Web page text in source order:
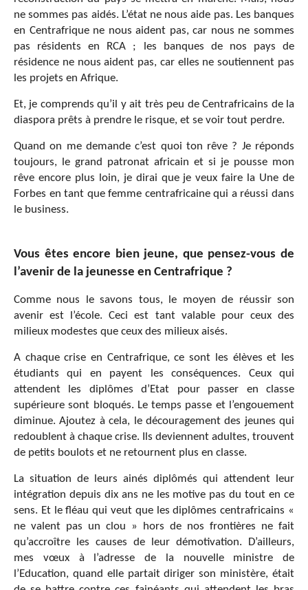
ne sommes pas aidés. L’état ne nous aide pas. Les banques
en Centrafrique ne nous aident pas, car nous ne sommes
pas résidents en RCA ; les banques de nos pays de
résidence ne nous aident pas, car elles ne soutiennent pas
les projets en Afrique.
Et, je comprends qu’il y ait très peu de Centrafricains de la
diaspora prêts à prendre le risque, et se voir tout perdre.
Quand on me demande c’est quoi ton rêve ? Je réponds
toujours, le grand patronat africain et si je pousse mon
rêve encore plus loin, je dirai que je veux faire la Une de
Forbes en tant que femme centrafricaine qui a réussi dans
le business.
Vous êtes encore bien jeune, que pensez-vous de
l’avenir de la jeunesse en Centrafrique ?
Comme nous le savons tous, le moyen de réussir son
avenir est l’école. Ceci est tant valable pour ceux des
milieux modestes que ceux des milieux aisés.
A chaque crise en Centrafrique, ce sont les élèves et les
étudiants qui en payent les conséquences. Ceux qui
attendent les diplômes d’Etat pour passer en classe
supérieure sont bloqués. Le temps passe et l’engouement
diminue. Ajoutez à cela, le découragement des jeunes qui
redoublent à chaque crise. Ils deviennent adultes, trouvent
de petits boulots et ne retournent plus en classe.
La situation de leurs ainés diplômés qui attendent leur
intégration depuis dix ans ne les motive pas du tout en ce
sens. Et le fléau qui veut que les diplômes centrafricains «
ne valent pas un clou » hors de nos frontières ne fait
qu’accroître les causes de leur démotivation. D’ailleurs,
mes vœux à l’adresse de la nouvelle ministre de
l’Education, quand elle partait diriger son ministère, était